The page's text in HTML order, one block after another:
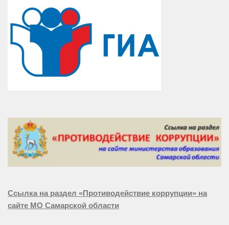
Ссылка на раздел «Противодействие коррупции» на
сайте МО Самарской области